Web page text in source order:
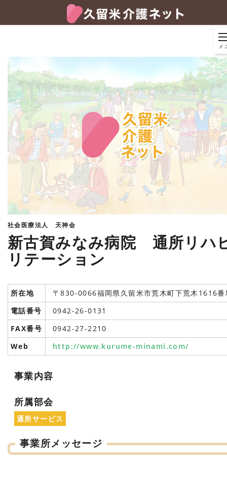
メ
社会医療法人 天神会
新古賀みなみ病院 通所リハ
リテーション
所在地
〒830-0066福岡県久留米市荒木町下荒木1616
電話番号
0942-26-0131
FAX番号
0942-27-2210
Web
http://www.kurume-minami.com/
事業内容
所属部会
通所サービス
事業所メッセージ